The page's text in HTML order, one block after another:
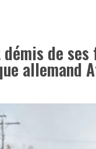
de
allemand